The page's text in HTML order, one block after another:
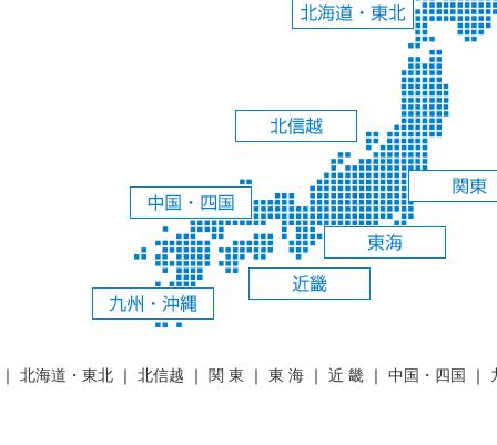
北海道・東北 北信越 関 東 東 海 近 畿 中国・四国